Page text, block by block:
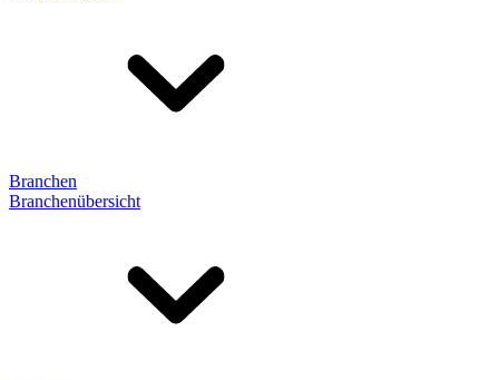
Branchen
Branchenübersicht